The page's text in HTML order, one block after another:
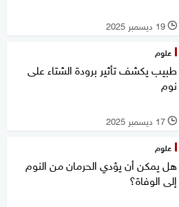
l 19 ديسمبر 2025
علوم
طبيب يكشف تأثير برودة الشتاء على
نوم
l 17 ديسمبر 2025
علوم
هل يمكن أن يؤدي الحرمان من النوم
إلى الوفاة؟